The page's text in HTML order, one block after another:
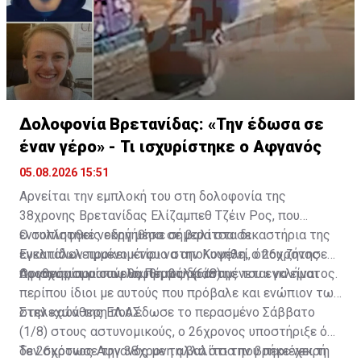
Δολοφονία Βρετανίδας: «Την έδωσα σε
έναν γέρο» - Τι ισχυρίστηκε ο Αφγανός
05.08.2026 15:51
Αρνείται την εμπλοκή του στη δολοφονία της
38χρονης Βρετανίδας Ελίζαμπεθ Τζέιν Ρος, που
εντοπίστηκε νεκρή μέσα σε βαλίτσα σε
εγκαταλελειμμένο κτίριο στην Κυψέλη, ο 26χρονος
Αφγανός που συνελήφθη ως δράστης του εγκλήματος.
Ο συλληφθείς οδηγήθηκε σήμερα στα δικαστήρια της
Ευελπίδων προκειμένου να απολογηθεί, όπου ζήτησε
προθεσμία για αύριο, Πέμπτη (6/8).
Οι ισχυρισμοί που θα προβάλει αναμένεται να είναι
περίπου ίδιοι με αυτούς που πρόβαλε και ενώπιον των
στελεχών της ΕΛ.ΑΣ.
Στην κατάθεση που έδωσε το περασμένο Σάββατο
(1/8) στους αστυνομικούς, ο 26χρονος υποστήριξε ότι
δεν σκότωσε την 38χρονη αλλά ότι την βρήκε νεκρή
Το 26χρονος Αφγανός με τη βαλίτσα που περιέχει τη